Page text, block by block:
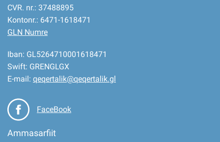
CVR. nr.: 37488895
Kontonr.: 6471-1618471
GLN Numre
Iban: GL5264710001618471
Swift: GRENGLGX
E-mail: qeqertalik@qeqertalik.gl
FaceBook
Ammasarfiit